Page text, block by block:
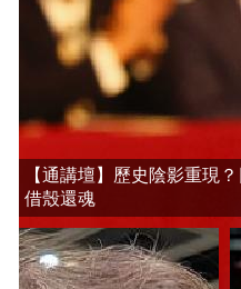
【通講壇】歷史陰影重現
借殼還魂